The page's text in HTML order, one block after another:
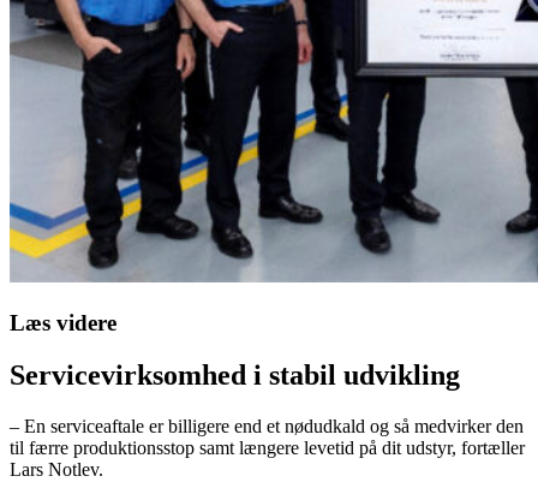
Læs videre
Servicevirksomhed i stabil udvikling
– En serviceaftale er billigere end et nødudkald og så medvirker den
til færre produktionsstop samt længere levetid på dit udstyr, fortæller
Lars Notlev.